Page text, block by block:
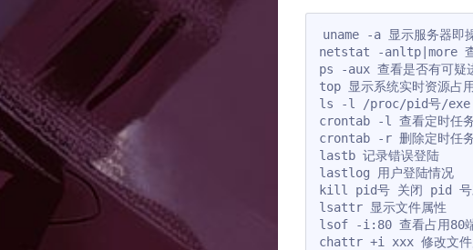
uname -a 显示服务器即
netstat -anltp|more 查
ps -aux 查看是否有可疑
top 显示系统实时资源占
ls -l /proc/pid号/exe 查
crontab -l 查看定时任
crontab -r 删除定时任务
lastb 记录错误登陆
lastlog 用户登陆情况
kill pid号 关闭 pid 号
lsattr 显示文件属性
lsof -i:80 查看占用80端
chattr +i xxx 修改文件